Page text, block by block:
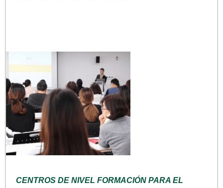
CENTROS DE NIVEL FORMACIÓN PARA EL